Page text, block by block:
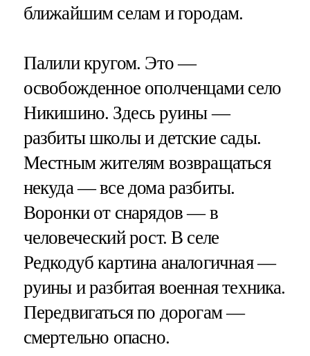
ближайшим селам и городам.
Палили кругом. Это —
освобожденное ополченцами село
Никишино. Здесь руины —
разбиты школы и детские сады.
Местным жителям возвращаться
некуда — все дома разбиты.
Воронки от снарядов — в
человеческий рост. В селе
Редкодуб картина аналогичная —
руины и разбитая военная техника.
Передвигаться по дорогам —
смертельно опасно.